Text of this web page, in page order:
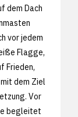
dem Dach
vor jedem
Flagge,
Frieden,
dem Ziel
Vor
begleitet